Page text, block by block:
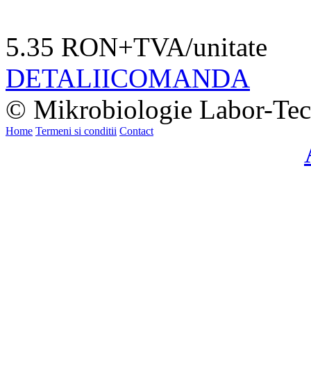
5.35 RON+TVA/unitate
DETALIICOMANDA
© Mikrobiologie Labor-
Home Termeni si conditii Contact